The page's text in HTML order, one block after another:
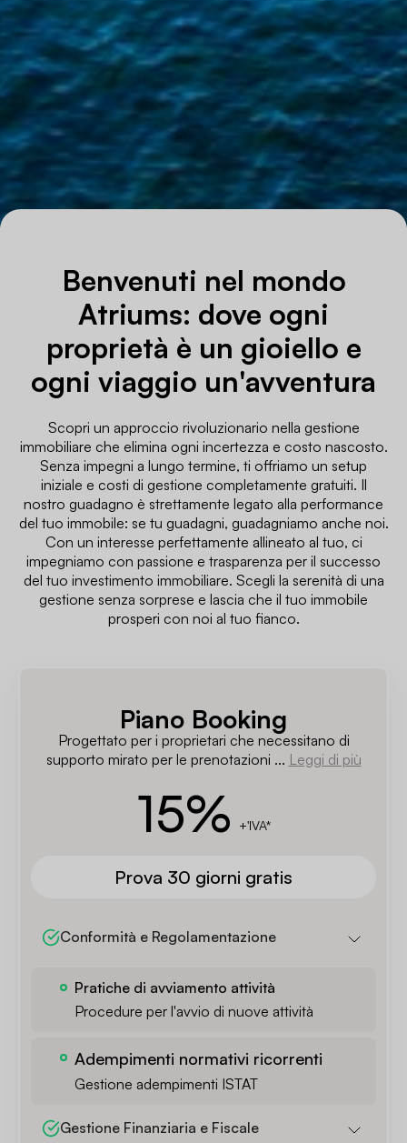
Benvenuti nel mondo
Atriums: dove ogni
proprietà è un gioiello e
ogni viaggio un'avventura
Scopri un approccio rivoluzionario nella gestione
immobiliare che elimina ogni incertezza e costo nascosto.
Senza impegni a lungo termine, ti offriamo un setup
iniziale e costi di gestione completamente gratuiti. Il
nostro guadagno è strettamente legato alla performance
del tuo immobile: se tu guadagni, guadagniamo anche noi.
Con un interesse perfettamente allineato al tuo, ci
impegniamo con passione e trasparenza per il successo
del tuo investimento immobiliare. Scegli la serenità di una
gestione senza sorprese e lascia che il tuo immobile
prosperi con noi al tuo fianco.
Piano Booking
Progettato per i proprietari che necessitano di
supporto mirato per le prenotazioni ... Leggi di più
15% +'IVA*
Prova 30 giorni gratis
Conformità e Regolamentazione
Pratiche di avviamento attività
Procedure per l'avvio di nuove attività
Adempimenti normativi ricorrenti
Gestione adempimenti ISTAT
Gestione Finanziaria e Fiscale